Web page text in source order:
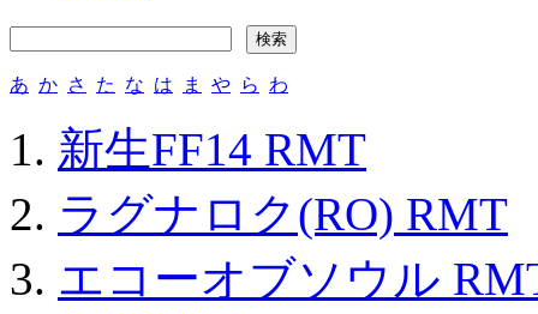
あ か さ た な は ま や ら わ
新生FF14 RMT
ラグナロク(RO) RMT
エコーオブソウル